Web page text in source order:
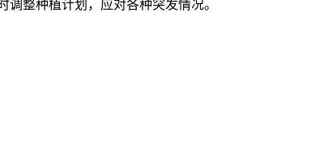
整种植计划，应对各种突发情况。